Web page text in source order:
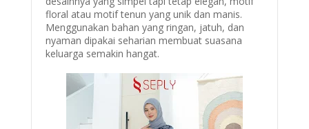
floral atau motif tenun yang unik dan manis.
Menggunakan bahan yang ringan, jatuh, dan
nyaman dipakai seharian membuat suasana
keluarga semakin hangat.